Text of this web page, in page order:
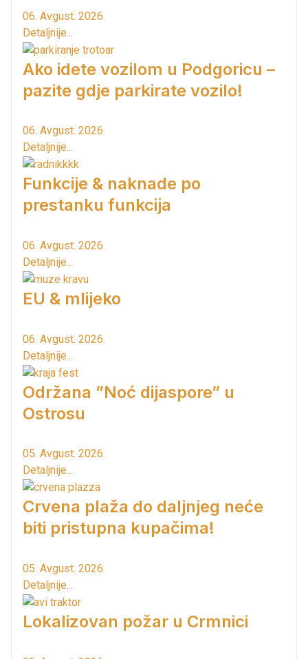
06. Avgust. 2026.
Detaljnije...
Ako idete vozilom u Podgoricu –
pazite gdje parkirate vozilo!
06. Avgust. 2026.
Detaljnije...
Funkcije & naknade po
prestanku funkcija
06. Avgust. 2026.
Detaljnije...
EU & mlijeko
06. Avgust. 2026.
Detaljnije...
Održana ”Noć dijaspore” u
Ostrosu
05. Avgust. 2026.
Detaljnije...
Crvena plaža do daljnjeg neće
biti pristupna kupačima!
05. Avgust. 2026.
Detaljnije...
Lokalizovan požar u Crmnici